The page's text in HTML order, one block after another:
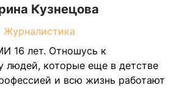
Кузнецова
Журналистика
16 лет. Отношусь к
людей, которые еще в детстве
и всю жизнь работают